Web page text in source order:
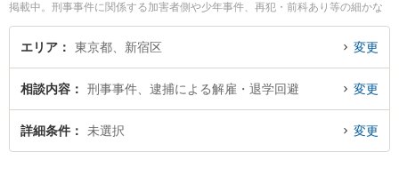
掲載中。刑事事件に関係する加害者側や少年事件、再犯・前科あり等の細かな
分野での絞り込み検索もでき便利です。特に山田法律事務所の髙橋 鉄平弁護士
や弁護士法人東京新宿法律事務所の水本 佑冬弁護士、東京スタートアップ法律
トラブルを今すぐに弁護士に相談したい』『逮捕による解雇回避のトラブル解
決の実績豊富な近くの弁護士を検索したい』『初回相談無料で逮捕による解雇
回避を法律相談できる新宿区内の弁護士に相談予約したい』などでお困りの相
エリア 東京都、新宿区 変更
相談内容 刑事事件、逮捕による解雇・退学回避 変更
詳細条件 未選択 変更